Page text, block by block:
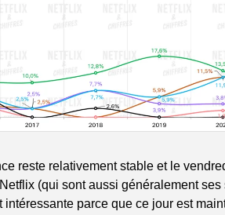
reste relativement stable et le
(qui sont aussi généralement
intéressante parce que ce jour est